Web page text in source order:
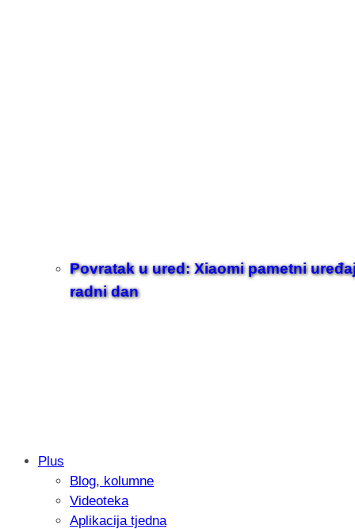
Povratak u ured: Xiaomi pametni
radni dan
Samsung otkrio kako je nastajala
donijelo tanje i izdržljivije preklopne
Plus
Blog, kolumne
Videoteka
Aplikacija tjedna